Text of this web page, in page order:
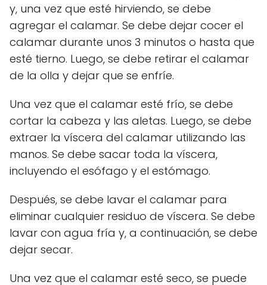
y, una vez que esté hirviendo, se debe
agregar el calamar. Se debe dejar cocer el
calamar durante unos 3 minutos o hasta que
esté tierno. Luego, se debe retirar el calamar
de la olla y dejar que se enfríe.
Una vez que el calamar esté frío, se debe
cortar la cabeza y las aletas. Luego, se debe
extraer la víscera del calamar utilizando las
manos. Se debe sacar toda la víscera,
incluyendo el esófago y el estómago.
Después, se debe lavar el calamar para
eliminar cualquier residuo de víscera. Se debe
lavar con agua fría y, a continuación, se debe
dejar secar.
Una vez que el calamar esté seco, se puede